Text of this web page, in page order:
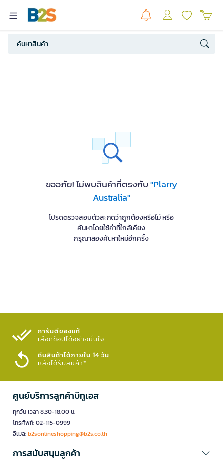
ขออภัย! ไม่พบสินค้าที่ตรงกับ"Plarry
Australia"
โปรดตรวจสอบตัวสะกดว่าถูกต้องหรือไม่ หรือ
ค้นหาโดยใช้คำที่ใกล้เคียง
กรุณาลองค้นหาใหม่อีกครั้ง
การันตีของแท้
เลือกช้อปได้อย่างมั่นใจ​
คืนสินค้าได้ภายใน 14 วัน
หลังได้รับสินค้า*
ศูนย์บริการลูกค้าบีทูเอส
ทุกวัน เวลา 8.30-18.00 น.
โทรศัพท์: 02-115-0999
อีเมล:b2sonlineshopping@b2s.co.th
การสนับสนุนลูกค้า